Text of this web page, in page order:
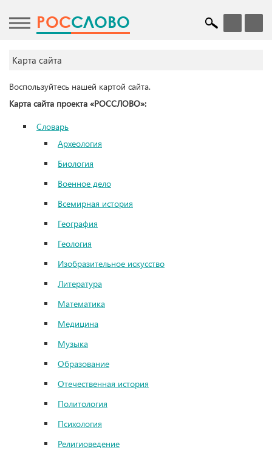
POCСЛОВО
Карта сайта
Воспользуйтесь нашей картой сайта.
Карта сайта проекта «РОССЛОВО»:
Словарь
Археология
Биология
Военное дело
Всемирная история
География
Геология
Изобразительное искусство
Литература
Математика
Медицина
Музыка
Образование
Отечественная история
Политология
Психология
Религиоведение